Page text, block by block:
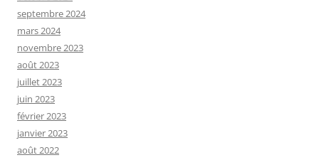
septembre 2024
mars 2024
novembre 2023
août 2023
juillet 2023
juin 2023
février 2023
janvier 2023
août 2022